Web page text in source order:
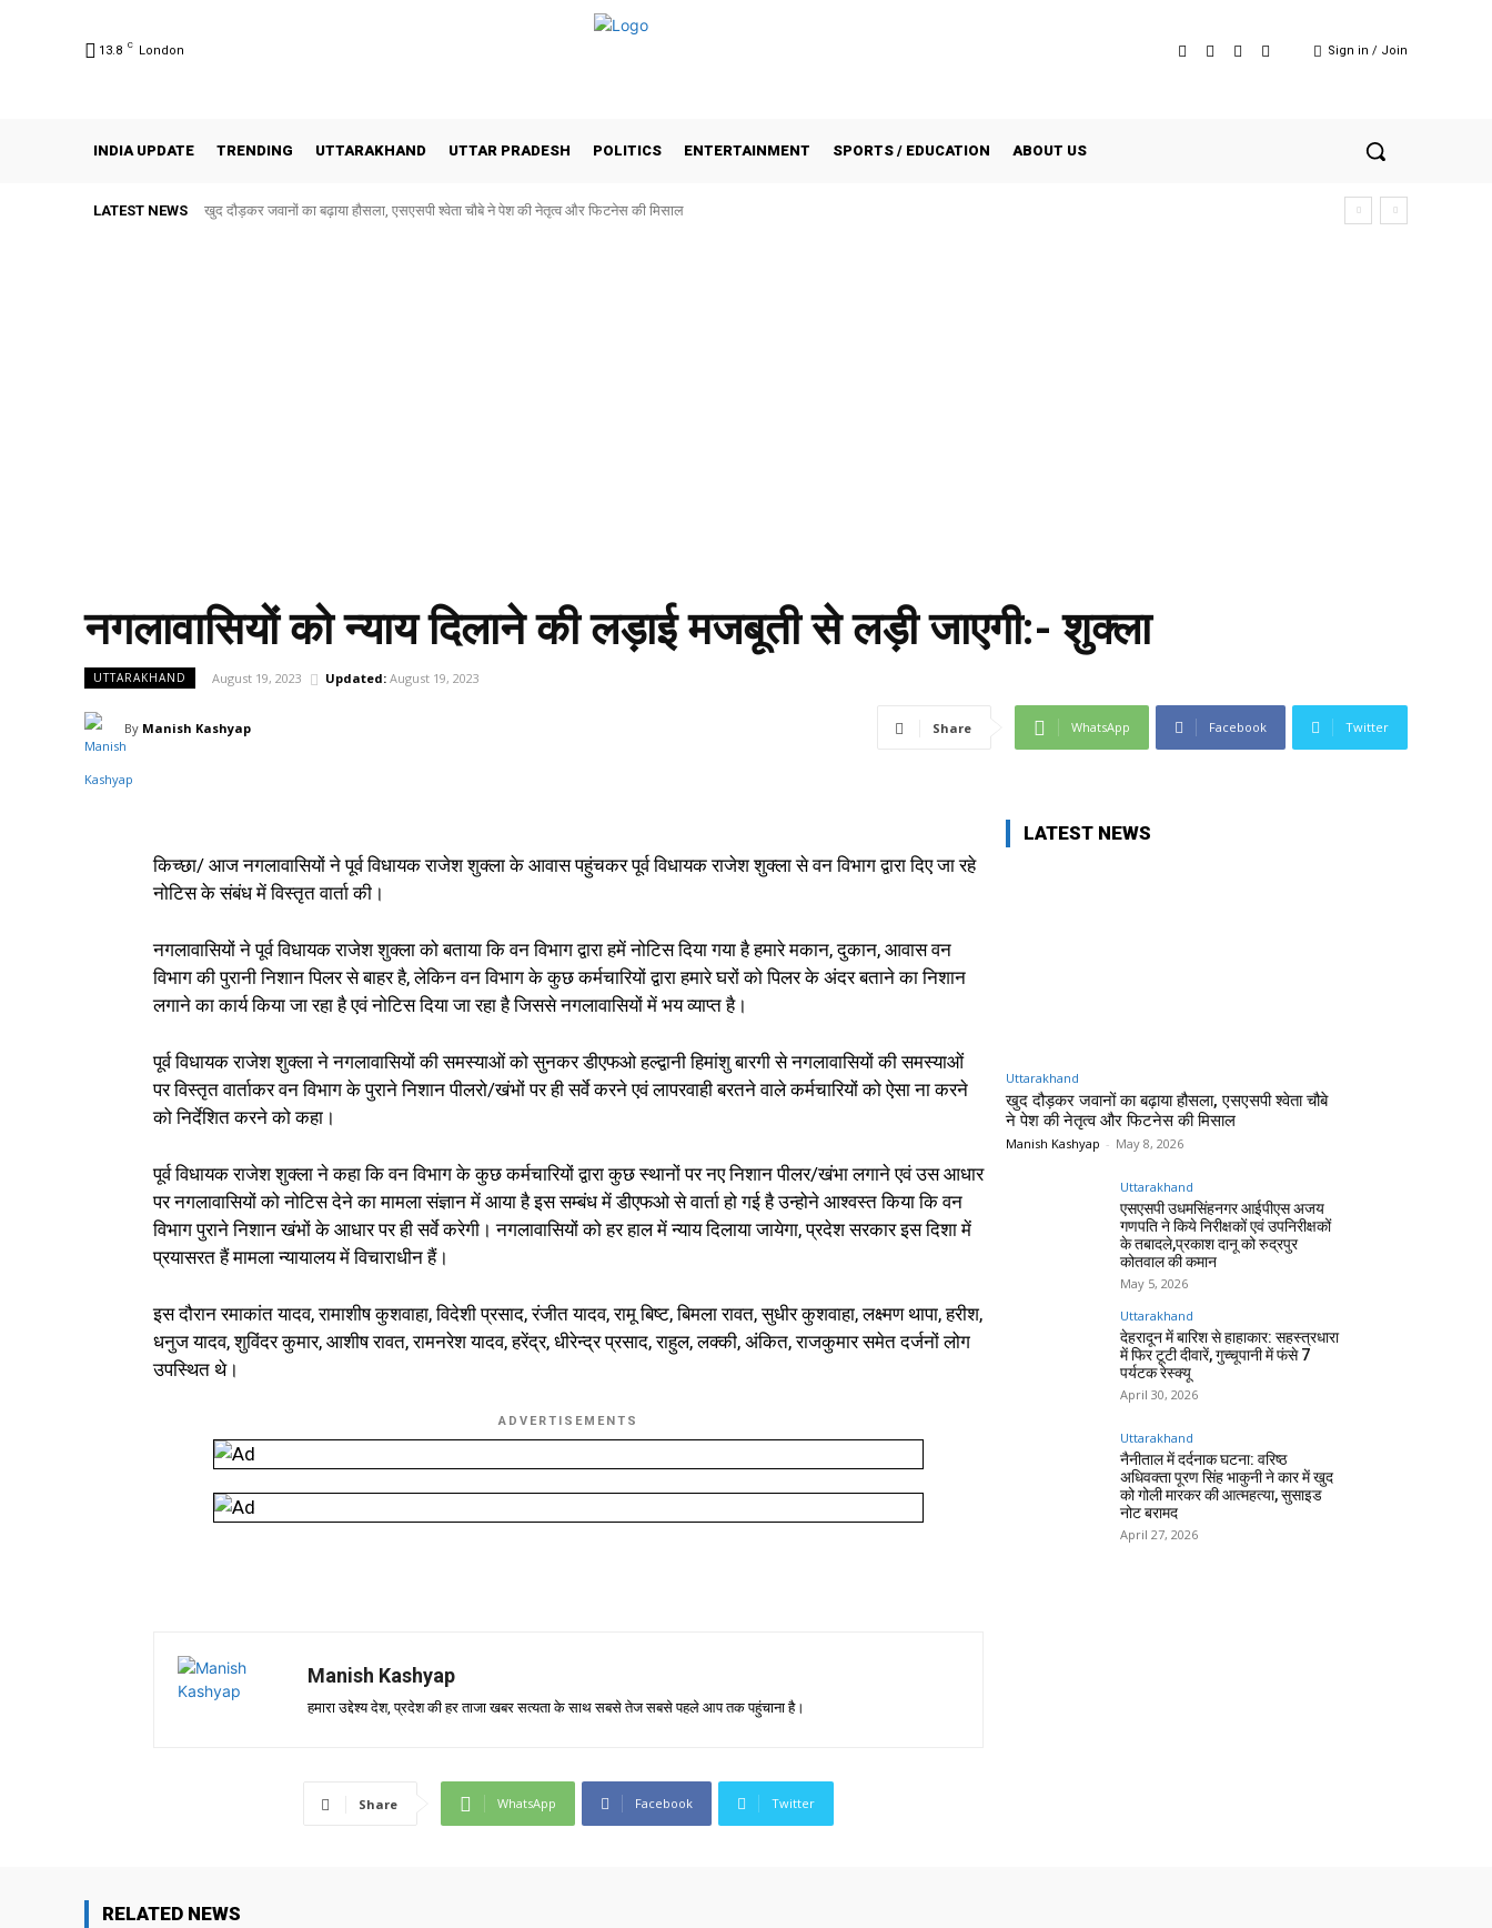
13.8 C London Sign in / Join
INDIA UPDATE TRENDING UTTARAKHAND UTTAR PRADESH POLITICS ENTERTAINMENT SPORTS / EDUCATION ABOUT US
LATEST NEWS खुद दौड़कर जवानों का बढ़ाया हौसला, एसएसपी श्वेता चौबे ने पेश की नेतृत्व और फिटनेस की मिसाल
नगलावासियों को न्याय दिलाने की लड़ाई मजबूती से लड़ी जाएगी:- शुक्ला
UTTARAKHAND August 19, 2023 Updated: August 19, 2023
By Manish Kashyap Share WhatsApp Facebook Twitter
किच्छा/ आज नगलावासियों ने पूर्व विधायक राजेश शुक्ला के आवास पहुंचकर पूर्व विधायक राजेश शुक्ला से वन विभाग द्वारा दिए जा रहे
नोटिस के संबंध में विस्तृत वार्ता की।
नगलावासियों ने पूर्व विधायक राजेश शुक्ला को बताया कि वन विभाग द्वारा हमें नोटिस दिया गया है हमारे मकान, दुकान, आवास वन
विभाग की पुरानी निशान पिलर से बाहर है, लेकिन वन विभाग के कुछ कर्मचारियों द्वारा हमारे घरों को पिलर के अंदर बताने का निशान
लगाने का कार्य किया जा रहा है एवं नोटिस दिया जा रहा है जिससे नगलावासियों में भय व्याप्त है।
पूर्व विधायक राजेश शुक्ला ने नगलावासियों की समस्याओं को सुनकर डीएफओ हल्द्वानी हिमांशु बारगी से नगलावासियों की समस्याओं
पर विस्तृत वार्ताकर वन विभाग के पुराने निशान पीलरो/खंभों पर ही सर्वे करने एवं लापरवाही बरतने वाले कर्मचारियों को ऐसा ना करने
को निर्देशित करने को कहा।
पूर्व विधायक राजेश शुक्ला ने कहा कि वन विभाग के कुछ कर्मचारियों द्वारा कुछ स्थानों पर नए निशान पीलर/खंभा लगाने एवं उस आधार
पर नगलावासियों को नोटिस देने का मामला संज्ञान में आया है इस सम्बंध में डीएफओ से वार्ता हो गई है उन्होने आश्वस्त किया कि वन
विभाग पुराने निशान खंभों के आधार पर ही सर्वे करेगी। नगलावासियों को हर हाल में न्याय दिलाया जायेगा, प्रदेश सरकार इस दिशा में
प्रयासरत हैं मामला न्यायालय में विचाराधीन हैं।
इस दौरान रमाकांत यादव, रामाशीष कुशवाहा, विदेशी प्रसाद, रंजीत यादव, रामू बिष्ट, बिमला रावत, सुधीर कुशवाहा, लक्ष्मण थापा, हरीश,
धनुज यादव, शुविंदर कुमार, आशीष रावत, रामनरेश यादव, हरेंद्र, धीरेन्द्र प्रसाद, राहुल, लक्की, अंकित, राजकुमार समेत दर्जनों लोग
उपस्थित थे।
ADVERTISEMENTS
Manish Kashyap
हमारा उद्देश्य देश, प्रदेश की हर ताजा खबर सत्यता के साथ सबसे तेज सबसे पहले आप तक पहुंचाना है।
Share WhatsApp Facebook Twitter
LATEST NEWS
Uttarakhand
खुद दौड़कर जवानों का बढ़ाया हौसला, एसएसपी श्वेता चौबे
ने पेश की नेतृत्व और फिटनेस की मिसाल
Manish Kashyap - May 8, 2026
Uttarakhand
एसएसपी उधमसिंहनगर आईपीएस अजय
गणपति ने किये निरीक्षकों एवं उपनिरीक्षकों
के तबादले,प्रकाश दानू को रुद्रपुर
कोतवाल की कमान
May 5, 2026
Uttarakhand
देहरादून में बारिश से हाहाकार: सहस्त्रधारा
में फिर टूटी दीवारें, गुच्चूपानी में फंसे 7
पर्यटक रेस्क्यू
April 30, 2026
Uttarakhand
नैनीताल में दर्दनाक घटना: वरिष्ठ
अधिवक्ता पूरण सिंह भाकुनी ने कार में खुद
को गोली मारकर की आत्महत्या, सुसाइड
नोट बरामद
April 27, 2026
RELATED NEWS